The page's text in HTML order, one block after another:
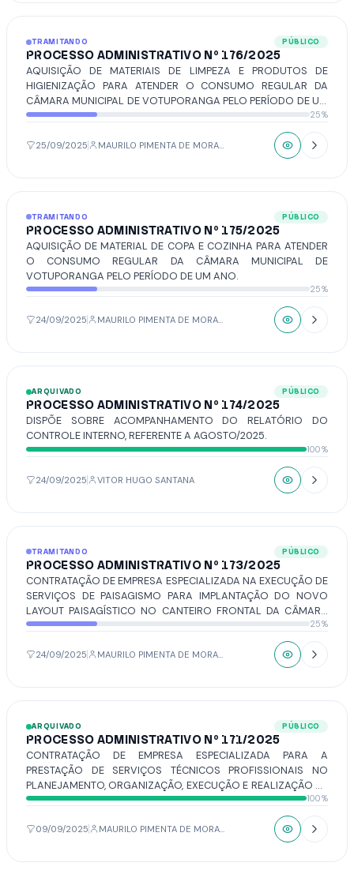
TRAMITANDO PÚBLICO
PROCESSO ADMINISTRATIVO Nº 176/2025
AQUISIÇÃO DE MATERIAIS DE LIMPEZA E PRODUTOS DE
HIGIENIZAÇÃO PARA ATENDER O CONSUMO REGULAR DA
CÂMARA MUNICIPAL DE VOTUPORANGA PELO PERÍODO DE UM
ANO.
25%
25/09/2025 MAURILO PIMENTA DE MORAIS
TRAMITANDO PÚBLICO
PROCESSO ADMINISTRATIVO Nº 175/2025
AQUISIÇÃO DE MATERIAL DE COPA E COZINHA PARA ATENDER
O CONSUMO REGULAR DA CÂMARA MUNICIPAL DE
VOTUPORANGA PELO PERÍODO DE UM ANO.
25%
24/09/2025 MAURILO PIMENTA DE MORAIS
ARQUIVADO PÚBLICO
PROCESSO ADMINISTRATIVO Nº 174/2025
DISPÕE SOBRE ACOMPANHAMENTO DO RELATÓRIO DO
CONTROLE INTERNO, REFERENTE A AGOSTO/2025.
100%
24/09/2025 VITOR HUGO SANTANA
TRAMITANDO PÚBLICO
PROCESSO ADMINISTRATIVO Nº 173/2025
CONTRATAÇÃO DE EMPRESA ESPECIALIZADA NA EXECUÇÃO DE
SERVIÇOS DE PAISAGISMO PARA IMPLANTAÇÃO DO NOVO
LAYOUT PAISAGÍSTICO NO CANTEIRO FRONTAL DA CÂMARA
MUNICIPAL DE VOTUPORANGA, LOCALIZADO NA
CONFLUÊNCIA DAS RUAS PARÁ E VENEZUELA, CONFORME
PROJETO TÉCNICO PREVIAMENTE APROVADO, CABENDO À
CONTRATADA O FORNECIMENTO INTEGRAL DE TODOS OS
25%
24/09/2025 MAURILO PIMENTA DE MORAIS
ARQUIVADO PÚBLICO
PROCESSO ADMINISTRATIVO Nº 171/2025
CONTRATAÇÃO DE EMPRESA ESPECIALIZADA PARA A
PRESTAÇÃO DE SERVIÇOS TÉCNICOS PROFISSIONAIS NO
PLANEJAMENTO, ORGANIZAÇÃO, EXECUÇÃO E REALIZAÇÃO DE
CONCURSOS PÚBLICOS PARA PROVIMENTO DE CARGO VAGO
E A FORMAÇÃO DE CADASTRO DE RESERVA DO QUADRO DE
PESSOAL, PARA ATENDER AS NECESSIDADES DA CÂMARA
100%
09/09/2025 MAURILO PIMENTA DE MORAIS